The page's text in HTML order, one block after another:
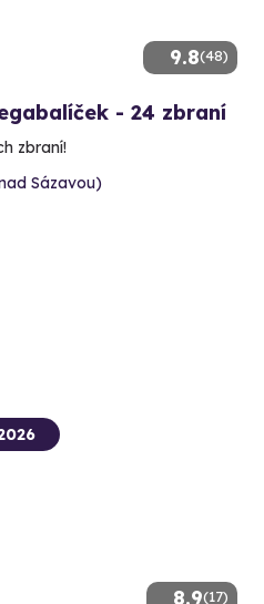
9.8(48)
- 24 zbraní
zbraní!
Sázavou)
8.9(17)